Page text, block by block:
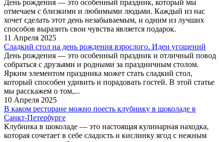
День рождения — это особенный праздник, который мы
отмечаем с близкими и любимыми людьми. Каждый из нас
хочет сделать этот день незабываемым, и одним из лучших
способов выразить свои чувства является подарок.
11 Апреля 2025
Сладкий стол на день рождения взрослого. Идеи угощений
День рождения — это особенный праздник и отличный повод
собраться с друзьями и родными за праздничным столом.
Ярким элементом праздника может стать сладкий стол,
который способен удивить и порадовать гостей. В этой статье
мы расскажем о том,...
10 Апреля 2025
В каком ресторане можно поесть клубнику в шоколаде в
Санкт-Петербурге
Клубника в шоколаде — это настоящая кулинарная находка,
которая сочетает в себе сладость и кислинку ягод с нежным